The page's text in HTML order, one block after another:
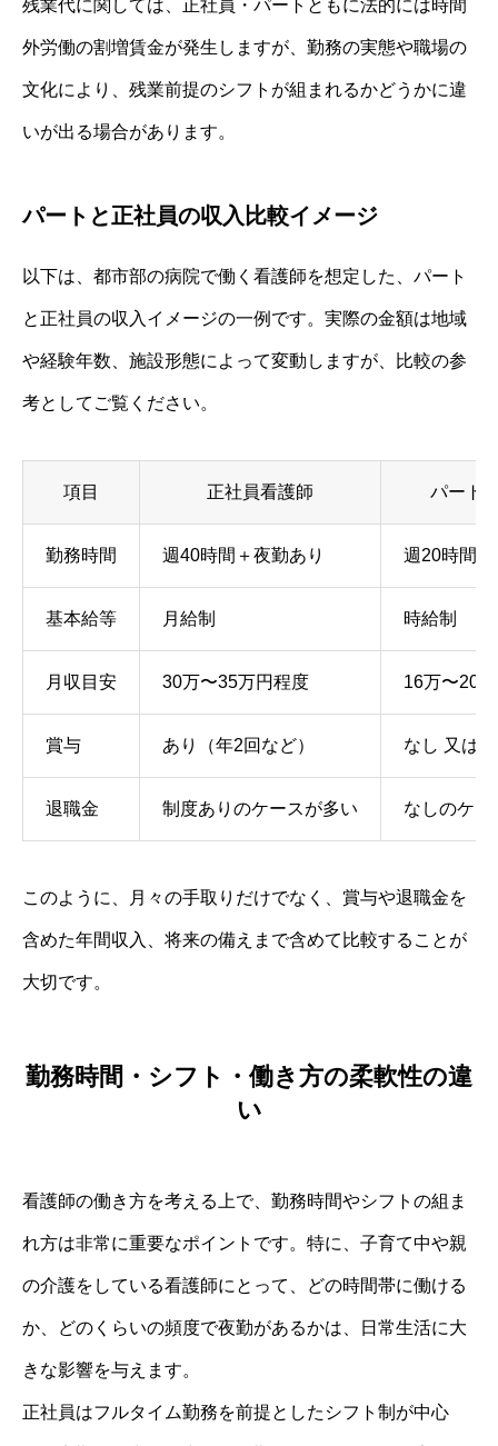
残業代に関しては、正社員・パートともに法的には時間
外労働の割増賃金が発生しますが、勤務の実態や職場の
文化により、残業前提のシフトが組まれるかどうかに違
いが出る場合があります。
パートと正社員の収入比較イメージ
以下は、都市部の病院で働く看護師を想定した、パート
と正社員の収入イメージの一例です。実際の金額は地域
や経験年数、施設形態によって変動しますが、比較の参
考としてご覧ください。
項目 正社員看護師 パート
勤務時間 週40時間＋夜勤あり 週20時間
基本給等 月給制 時給制
月収目安 30万〜35万円程度 16万〜20
賞与 あり（年2回など） なし 又は
退職金 制度ありのケースが多い なしのケー
このように、月々の手取りだけでなく、賞与や退職金を
含めた年間収入、将来の備えまで含めて比較することが
大切です。
勤務時間・シフト・働き方の柔軟性の違
い
看護師の働き方を考える上で、勤務時間やシフトの組ま
れ方は非常に重要なポイントです。特に、子育て中や親
の介護をしている看護師にとって、どの時間帯に働ける
か、どのくらいの頻度で夜勤があるかは、日常生活に大
きな影響を与えます。
正社員はフルタイム勤務を前提としたシフト制が中心